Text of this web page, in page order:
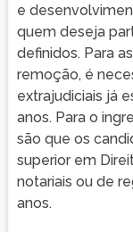
e
quem deseja
definidos. Para
remoção, é
extrajudiciais já
anos. Para o
são que os
superior em
notariais ou de
anos.